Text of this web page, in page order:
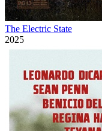
The Electric State
2025